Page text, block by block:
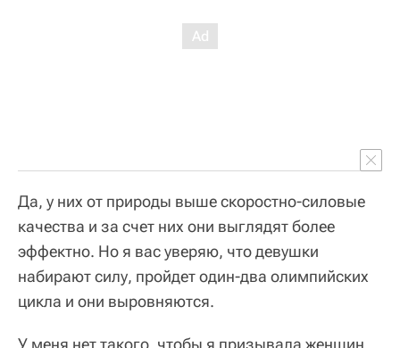
Да, у них от природы выше скоростно-силовые
качества и за счет них они выглядят более
эффектно. Но я вас уверяю, что девушки
набирают силу, пройдет один-два олимпийских
цикла и они выровняются.
У меня нет такого, чтобы я призывала женщин